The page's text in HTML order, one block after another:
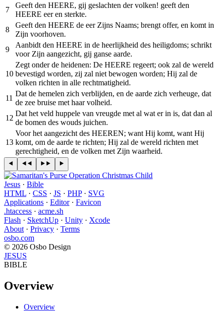
7
Geeft den HEERE, gij geslachten der volken! geeft den
HEERE eer en sterkte.
8
Geeft den HEERE de eer Zijns Naams; brengt offer, en komt in
Zijn voorhoven.
9
Aanbidt den HEERE in de heerlijkheid des heiligdoms; schrikt
voor Zijn aangezicht, gij ganse aarde.
10
Zegt onder de heidenen: De HEERE regeert; ook zal de wereld
bevestigd worden, zij zal niet bewogen worden; Hij zal de
volken richten in alle rechtmatigheid.
11
Dat de hemelen zich verblijden, en de aarde zich verheuge, dat
de zee bruise met haar volheid.
12
Dat het veld huppele van vreugde met al wat er in is, dat dan al
de bomen des wouds juichen.
13
Voor het aangezicht des HEEREN; want Hij komt, want Hij
komt, om de aarde te richten; Hij zal de wereld richten met
gerechtigheid, en de volken met Zijn waarheid.
Jesus · Bible
HTML · CSS · JS · PHP· SVG
Applications · Editor· Favicon
.htaccess · acme.sh
Flash · SketchUp · Unity · Xcode
About · Privacy · Terms
osbo.com
© 2026 Osbo Design
JESUS
BIBLE
Overview
Overview